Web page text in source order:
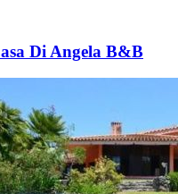
Di Angela B&B